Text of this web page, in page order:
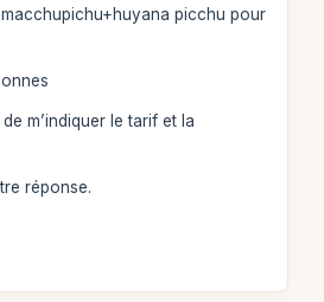
picchu pour
m’indiquer le tarif et la
réponse.